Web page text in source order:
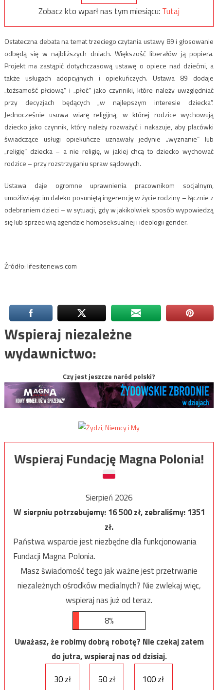
Zobacz kto wparł nas tym miesiącu: Tutaj
Ostateczna debata na temat trzeciego czytania ustawy 89 i głosowanie
odbędą się w najbliższych dniach. Większość liberałów ją popiera.
Projekt ma zastąpić dotychczasową ustawę o opiece nad dziećmi, a
także usługach adopcyjnych i opiekuńczych. Ustawa 89 dodaje
„tożsamość płciową” i „płeć” jako czynniki, które należy uwzględniać
przy decyzjach będących „w najlepszym interesie dziecka”.
Jednocześnie usuwa wiarę religijną, w której rodzice wychowują
dziecko jako czynnik, który należy rozważyć i nakazuje, aby placówki
świadczące usługi opiekuńcze uznawały jedynie „wyznanie” lub
„religię” dziecka – a nie religię, w jakiej chcą to dziecko wychować
rodzice – przy rozstrzyganiu spraw sądowych.
Ustawa daje ogromne uprawnienia pracownikom socjalnym,
umożliwiając im daleko posuniętą ingerencję w życie rodziny – łącznie z
odebraniem dzieci – w sytuacji, gdy w jakikolwiek sposób wypowiedzą
się lub sprzeciwią agendzie homoseksualnej i ideologii gender.
Źródło: lifesitenews.com
Wspieraj niezależne
wydawnictwo:
Czy jest jeszcze naród polski?
Wspieraj Fundację Magna Polonia!
Sierpień 2026
W sierpniu potrzebujemy:16 500zł, zebraliśmy:1351
zł.
Państwa wsparcie jest niezbędne dla funkcjonowania
Fundacji Magna Polonia.
Masz świadomość tego jak ważne jest przetrwanie
niezależnych ośrodków medialnych? Nie zwlekaj więc,
wspieraj nas już od teraz.
8%
Uważasz, że robimy dobrą robotę? Nie czekaj zatem
do jutra, wspieraj nas od dzisiaj.
30 zł
50 zł 100 zł